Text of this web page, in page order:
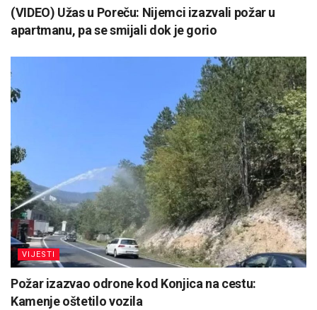
(VIDEO) Užas u Poreču: Nijemci izazvali požar u
apartmanu, pa se smijali dok je gorio
VIJESTI
Požar izazvao odrone kod Konjica na cestu:
Kamenje oštetilo vozila